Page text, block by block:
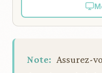
Note: Assurez-